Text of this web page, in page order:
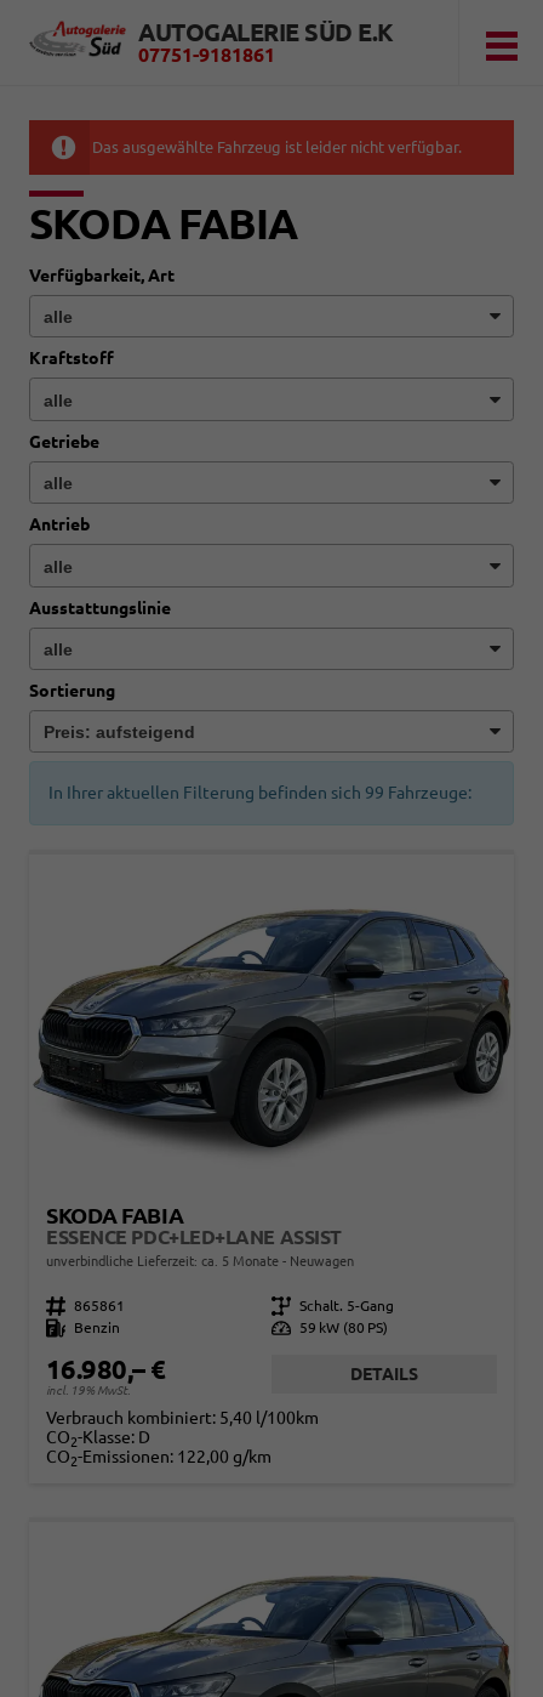
AUTOGALERIE SÜD E.K
07751-9181861
Das ausgewählte Fahrzeug ist leider nicht verfügbar.
SKODA FABIA
Verfügbarkeit, Art
Kraftstoff
Getriebe
Antrieb
Ausstattungslinie
Sortierung
In Ihrer aktuellen Filterung befinden sich 99 Fahrzeuge:
SKODA FABIA
ESSENCE PDC+LED+LANE ASSIST
unverbindliche Lieferzeit: ca. 5 Monate Neuwagen
Fahrzeugnr. 865861 Getriebe Schalt. 5-Gang
Kraftstoff
Benzin Leistung 59 kW (80 PS)
16.980,– €
incl. 19% MwSt.
DETAILS
Verbrauch kombiniert: 5,40 l/100km
CO2-Klasse: D
CO2-Emissionen: 122,00 g/km